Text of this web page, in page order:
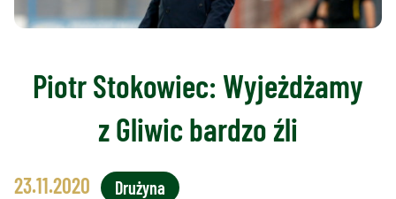
Piotr Stokowiec: Wyjeżdżamy
z Gliwic bardzo źli
23.11.2020 Drużyna